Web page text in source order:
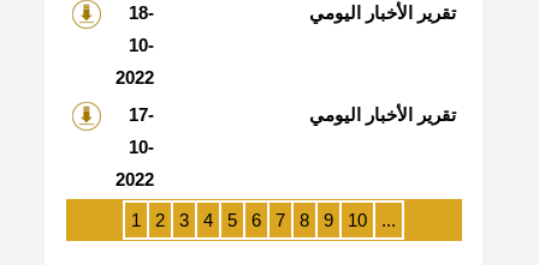
18-
10-
2022
تقرير الأخبار اليومي
17-
10-
2022
تقرير الأخبار اليومي
1 2 3 4 5 6 7 8 9 10 ...